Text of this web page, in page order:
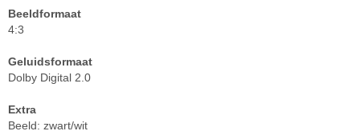
Beeldformaat
4:3
Geluidsformaat
Dolby Digital 2.0
Extra
Beeld: zwart/wit